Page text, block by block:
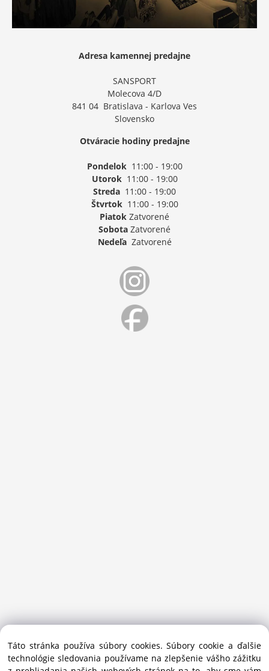
Adresa kamennej predajne
SANSPORT
Molecova 4/D
841 04 Bratislava - Karlova Ves
Slovensko
Otváracie hodiny predajne
Pondelok11:00 - 19:00
Utorok11:00 - 19:00
Streda 11:00 - 19:00
Štvrtok11:00 - 19:00
Piatok Zatvorené
Sobota Zatvorené
NedeľaZatvorené
bežecké lyžovanie.
Ako prémiový partner Salomon pomáhame športovcom
Táto stránka používa súbory cookies. Súbory cookie a ďalšie
technológie sledovania používame na zlepšenie vášho zážitku